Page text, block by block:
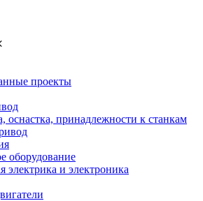
проекты
оснастка, принадлежности к станкам
оборудование
электрика и электроника